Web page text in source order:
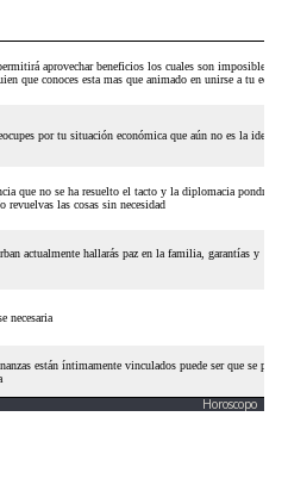
Horoscopo